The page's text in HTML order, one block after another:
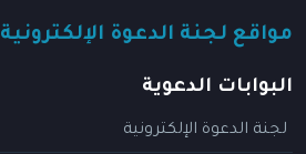
مواقع لجنة الدعوة الإلكترونية
البوابات الدعوية
لجنة الدعوة الإلكترونية